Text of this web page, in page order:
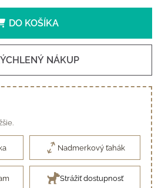
DO KOŠÍKA
NÁKUP
Nadmerkový ťahák
Strážiť dostupnosť